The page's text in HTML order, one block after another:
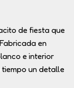
de fiesta que
en
e interior
tiempo un detalle